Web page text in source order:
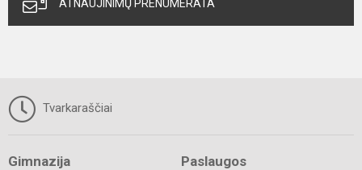
ATNAUJINIMŲ PRENUMERATA
Tvarkaraščiai
Gimnazija Paslaugos